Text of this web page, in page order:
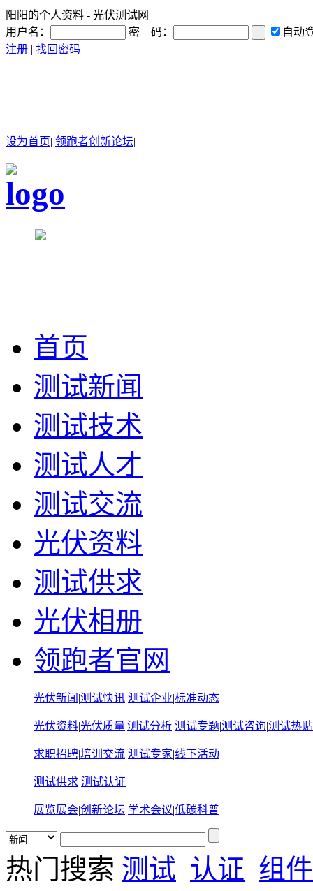
阳阳的个人资料 - 光伏测试网
用户名：
密 码：
自动
注册 | 找回密码
设为首页| 领跑者创新论坛|
首页
测试新闻
测试技术
测试人才
测试交流
光伏资料
测试供求
光伏相册
领跑者官网
光伏新闻 |测试快讯 测试企业|标准动态
光伏资料|光伏质量|测试分析 测试专题|测试咨询|测试热贴
求职招聘|培训交流 测试专家|线下活动
测试供求 测试认证
展览展会|创新论坛 学术会议|低碳科普
热门搜索 测试 认证 组件